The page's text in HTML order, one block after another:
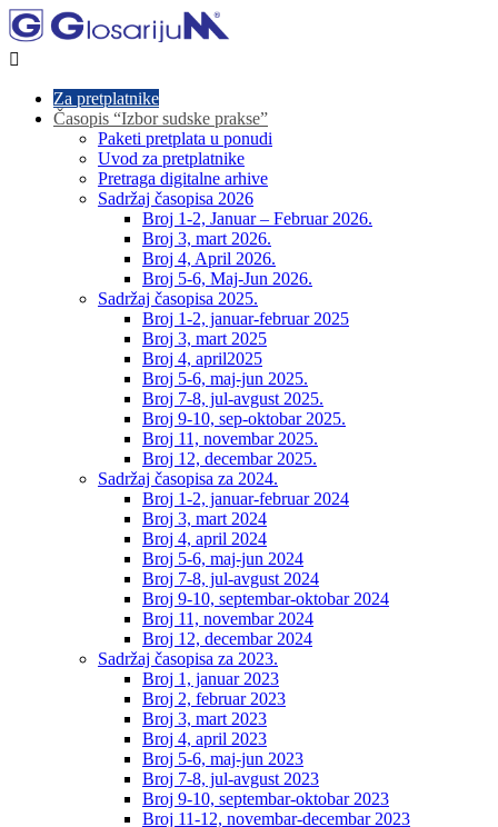

Za pretplatnike
Časopis “Izbor sudske prakse”
Paketi pretplata u ponudi
Uvod za pretplatnike
Pretraga digitalne arhive
Sadržaj časopisa 2026
Broj 1-2, Januar – Februar 2026.
Broj 3, mart 2026.
Broj 4, April 2026.
Broj 5-6, Maj-Jun 2026.
Sadržaj časopisa 2025.
Broj 1-2, januar-februar 2025
Broj 3, mart 2025
Broj 4, april2025
Broj 5-6, maj-jun 2025.
Broj 7-8, jul-avgust 2025.
Broj 9-10, sep-oktobar 2025.
Broj 11, novembar 2025.
Broj 12, decembar 2025.
Sadržaj časopisa za 2024.
Broj 1-2, januar-februar 2024
Broj 3, mart 2024
Broj 4, april 2024
Broj 5-6, maj-jun 2024
Broj 7-8, jul-avgust 2024
Broj 9-10, septembar-oktobar 2024
Broj 11, novembar 2024
Broj 12, decembar 2024
Sadržaj časopisa za 2023.
Broj 1, januar 2023
Broj 2, februar 2023
Broj 3, mart 2023
Broj 4, april 2023
Broj 5-6, maj-jun 2023
Broj 7-8, jul-avgust 2023
Broj 9-10, septembar-oktobar 2023
Broj 11-12, novembar-decembar 2023